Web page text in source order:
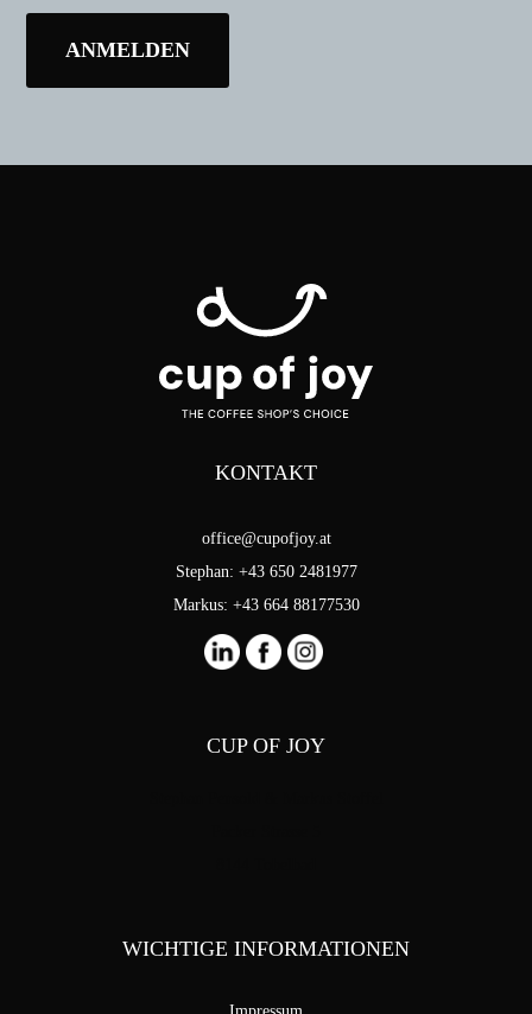
KONTAKT
office@cupofjoy.at
Stephan: +43 650 2481977
Markus: +43 664 88177530
CUP OF JOY
WICHTIGE INFORMATIONEN